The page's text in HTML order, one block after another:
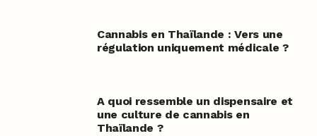
Cannabis en Thaïlande : Vers une
régulation uniquement médicale ?
A quoi ressemble un dispensaire et
une culture de cannabis en
Thaïlande ?